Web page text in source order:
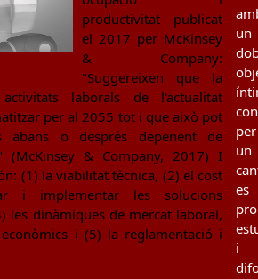
productivitat publicat
el 2017 per McKinsey
& Company:
"Suggereixen que la
laborals de l'actualitat
per al 2055 tot i que això pot
abans o després depenent de
(McKinsey & Company, 2017) I
(1) la viabilitat tècnica, (2) el cost
i implementar les solucions
les dinàmiques de mercat laboral,
i (5) la reglamentació i
un
per
un
es
i